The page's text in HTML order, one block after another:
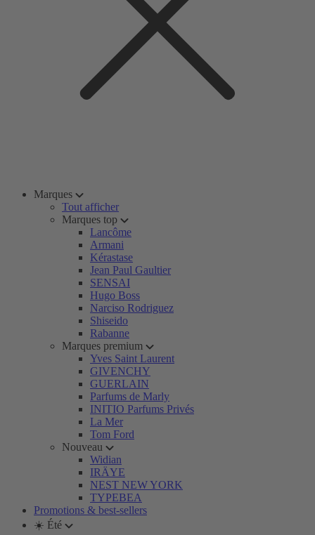
Marques
Tout afficher
Marques top
Lancôme
Armani
Kérastase
Jean Paul Gaultier
SENSAI
Hugo Boss
Narciso Rodriguez
Shiseido
Rabanne
Marques premium
Yves Saint Laurent
GIVENCHY
GUERLAIN
Parfums de Marly
INITIO Parfums Privés
La Mer
Tom Ford
Nouveau
Widian
IRÄYE
NEST NEW YORK
TYPEBEA
Promotions & best-sellers
☀️ Été